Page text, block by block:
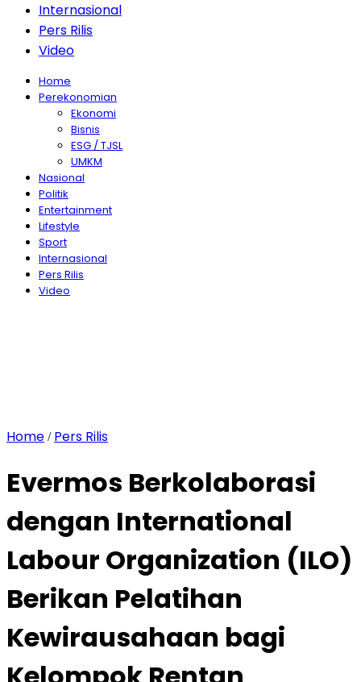
Internasional
Pers Rilis
Video
Home
Perekonomian
Ekonomi
Bisnis
ESG / TJSL
UMKM
Nasional
Politik
Entertainment
Lifestyle
Sport
Internasional
Pers Rilis
Video
Home / Pers Rilis
Evermos Berkolaborasi
dengan International
Labour Organization (ILO)
Berikan Pelatihan
Kewirausahaan bagi